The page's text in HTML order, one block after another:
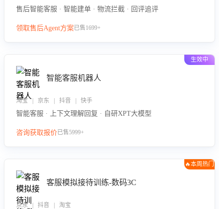
售后智能客服 · 智能建单 · 物流拦截 · 回评追评
领取售后Agent方案已售1699+
生效中
智能客服机器人
淘宝 | 京东 | 抖音 | 快手
智能客服 · 上下文理解回复 · 自研XPT大模型
咨询获取报价已售5999+
🔥本周热门
客服模拟接待训练-数码3C
京东 | 抖音 | 淘宝